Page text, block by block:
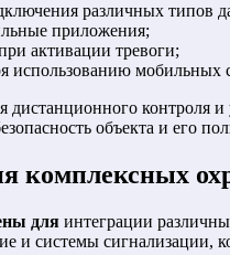
различных типов
приложения;
активации тревоги;
использованию мобильных
дистанционного
объекта и его
комплексных
для интеграции
системы сигнализации,